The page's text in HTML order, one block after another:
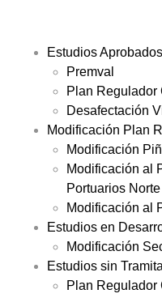
Estudios
Premval
Plan Regulador
Desafectación
Modificación Plan
Modificación
Modificación al
Portuarios
Modificación al
Estudios en
Modificación
Estudios sin
Plan Regulador